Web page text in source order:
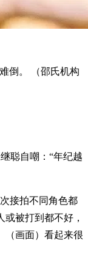
倒。 （邵氏机构
聪自嘲：“年纪越
接拍不同角色都
被打到都不好，
（画面）看起来很